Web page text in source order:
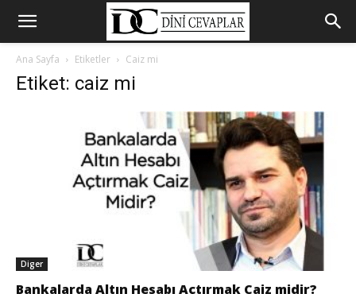
Ana Sayfa Etiketler Caiz mi
Etiket: caiz mi
Diger
Bankalarda Altın Hesabı Açtırmak Caiz midir?